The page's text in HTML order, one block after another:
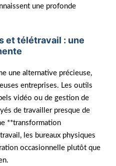
une profonde
et télétravail : une
une alternative précieuse,
entreprises. Les outils
vidéo ou de gestion de
de travailler presque de
**transformation
les bureaux physiques
occasionnelle plutôt que